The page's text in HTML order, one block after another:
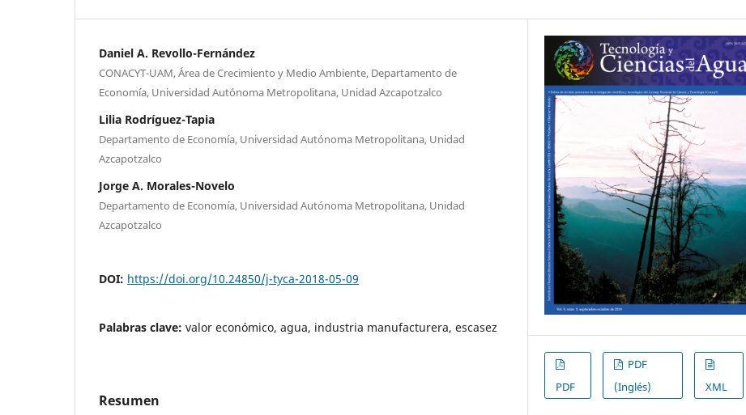
Daniel A. Revollo-Fernández
CONACYT-UAM, Área de Crecimiento y Medio Ambiente, Departamento de
Economía, Universidad Autónoma Metropolitana, Unidad Azcapotzalco
Lilia Rodríguez-Tapia
Departamento de Economía, Universidad Autónoma Metropolitana, Unidad
Azcapotzalco
Jorge A. Morales-Novelo
Departamento de Economía, Universidad Autónoma Metropolitana, Unidad
Azcapotzalco
DOI: https://doi.org/10.24850/j-tyca-2018-05-09
Palabras clave: valor económico, agua, industria manufacturera, escasez
Resumen
PDF
PDF
(Inglés)
XML